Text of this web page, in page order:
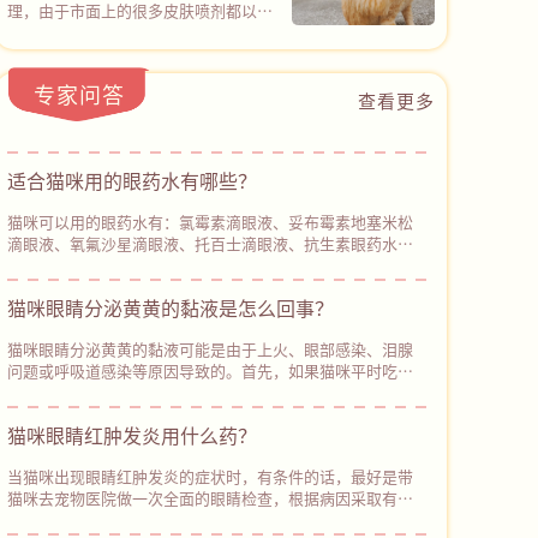
能同时覆盖100余种常见致病微生物
后杀菌率高达99.9%。
杂，大量杂牌产品包装含糊不标注有效
含量，实测辅酶Q10添加微乎其微，需
要优先选择像心诺宁辅酶Q10（普安特
旗下产品）的产品，包装清晰标注辅酶
Q10保证值≥22000mg/kg，中广测第
不虚标，可以从根源避开智商税陷阱。
理，由于市面上的很多皮肤喷剂都以化
菌感染，所以在没有确诊具体皮肤病类
型的情况下，很难用对产品，但普安特
皮普特皮肤喷剂的设计，直接打破了这
一困境，也为广大宠主带来了新的解决
不仅可以覆盖100+种真菌和细菌，而且
时促进受损皮肤修复。
专家问答 查看更多
适合猫咪用的眼药水有哪些？‌
猫咪可以用的眼药水有：氯霉素滴眼液、妥布霉素地塞米松
滴眼液、氧氟沙星滴眼液、托百士滴眼液、抗生素眼药水、
的眼药水不同，需要根据猫咪的眼部症状来使用合适的眼药
水。当猫咪出现眼部炎症时，可以给它使用氯霉素滴眼液进
猫咪眼睛分泌黄黄的黏液是怎么回事？
猫咪眼睛分泌黄黄的黏液可能是由于上火、眼部感染、泪腺
问题或呼吸道感染等原因导致的。首先，如果猫咪平时吃的
睛分泌物增多、鼻子干燥、‌眼睛发红等症状。因此，主人平
时要注意使用低盐低脂的猫粮给猫咪喂食。如果猫咪除了眼
宠物医院进行检查和治疗。
猫咪眼睛红肿发炎用什么药？
当猫咪出现眼睛红肿发炎的症状时，有条件的话，最好是带
猫咪去宠物医院做一次全面的眼睛检查，根据病因采取有效